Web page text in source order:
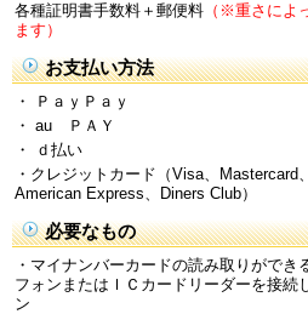
各種証明書手数料＋郵便料 （※重さによ
ます）
お支払い方法
・ ＰａｙＰａｙ
・ au ＰＡＹ
・ ｄ払い
・クレジットカード（Visa、Mastercard
American Express、Diners Club）
必要なもの
・マイナンバーカードの読み取りができ
フォンまたはＩＣカードリーダーを接続
ン